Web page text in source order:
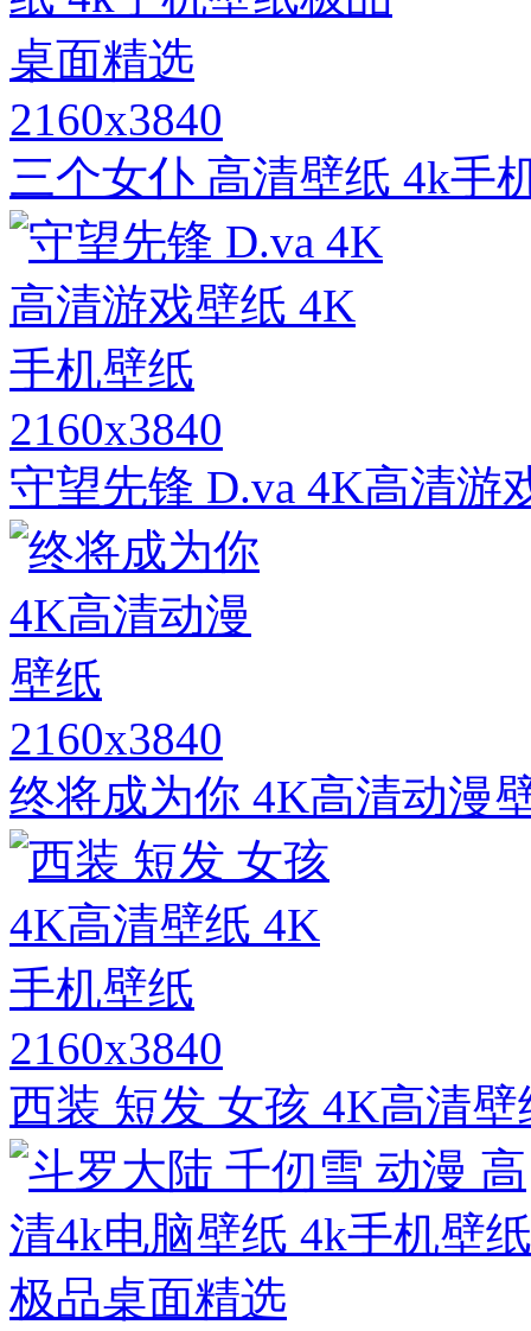
2160x3840
三个女仆 高清壁纸 4k手
2160x3840
守望先锋 D.va 4K高清游
2160x3840
终将成为你 4K高清动漫
2160x3840
西装 短发 女孩 4K高清